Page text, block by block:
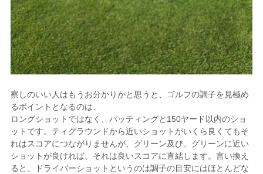
察しのいい人はもうお分かりかと思うと、ゴルフの調子を見極め
るポイントとなるのは、
ロングショットではなく、パッティングと150ヤード以内のショ
ットです。ティグラウンドから近いショットがいくら良くてもそ
れはスコアにつながりませんが、グリーン及び、グリーンに近い
ショットが良ければ、それは良いスコアに直結します。言い換え
ると、ドライバーショットというのは調子の目安にはほとんどな